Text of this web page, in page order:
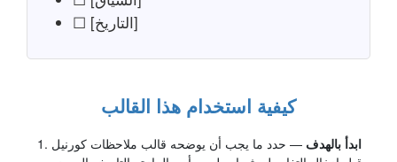
☐ [التاريخ]
كيفية استخدام هذا القالب
ابدأ بالهدف — حدد ما يجب أن يوضحه قالب ملاحظات كورنيل